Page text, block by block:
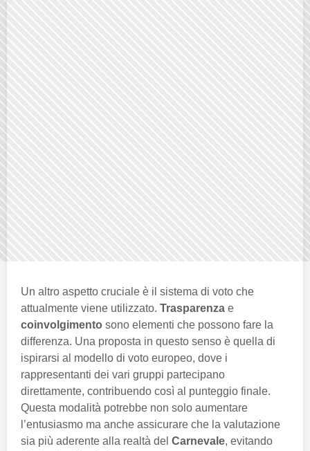
Un altro aspetto cruciale è il sistema di voto che
attualmente viene utilizzato. Trasparenza e
coinvolgimento sono elementi che possono fare la
differenza. Una proposta in questo senso è quella di
ispirarsi al modello di voto europeo, dove i
rappresentanti dei vari gruppi partecipano
direttamente, contribuendo così al punteggio finale.
Questa modalità potrebbe non solo aumentare
l’entusiasmo ma anche assicurare che la valutazione
sia più aderente alla realtà del Carnevale, evitando